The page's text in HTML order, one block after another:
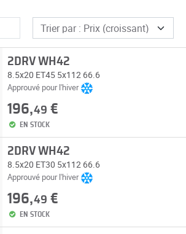
2DRV WH42
8.5x20 ET45 5x112 66.6
Approuvé pour l'hiver
196,49 €
EN STOCK
2DRV WH42
8.5x20 ET30 5x112 66.6
Approuvé pour l'hiver
196,49 €
EN STOCK